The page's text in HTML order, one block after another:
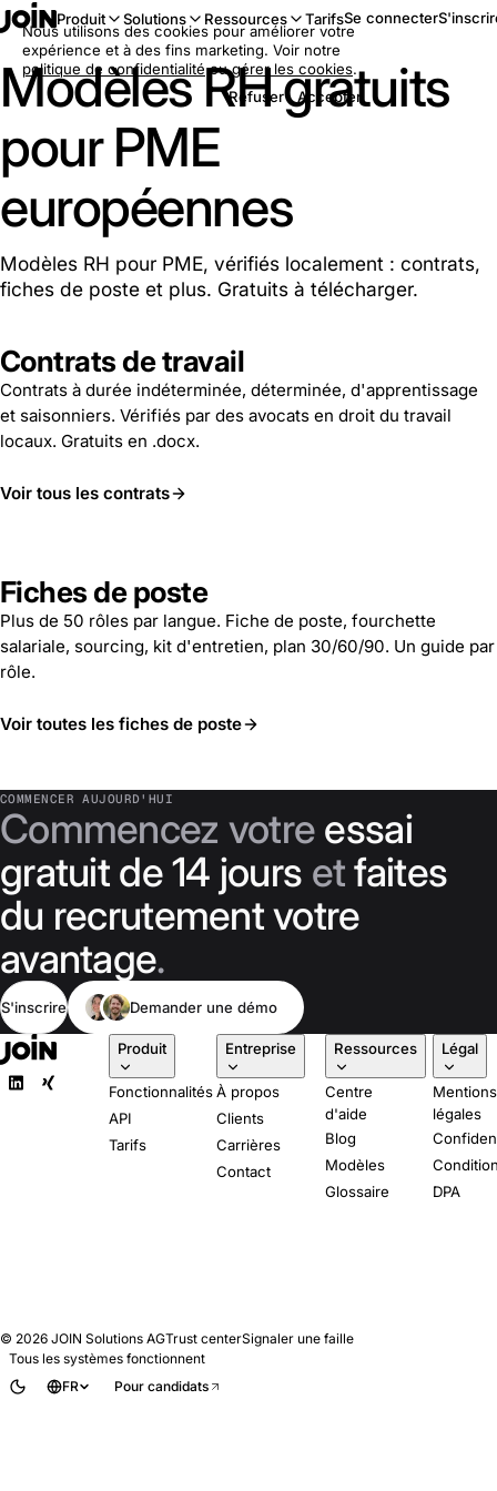
Produit Solutions Ressources TarifsSe connecter
Modèles RH gratuits
pour PME
européennes
Modèles RH pour PME, vérifiés localement : contrats,
fiches de poste et plus. Gratuits à télécharger.
Contrats de travail
Contrats à durée indéterminée, déterminée, d'apprentissage
et saisonniers. Vérifiés par des avocats en droit du travail
locaux. Gratuits en .docx.
Voir tous les contrats
Fiches de poste
Plus de 50 rôles par langue. Fiche de poste, fourchette
salariale, sourcing, kit d'entretien, plan 30/60/90. Un guide par
rôle.
Voir toutes les fiches de poste
COMMENCER AUJOURD'HUI
Commencez votre essai
gratuit de 14 jours etfaites
du recrutement votre
avantage.
S'inscrire Demander une démo
Produit
Fonctionnalités
API
Tarifs
Entreprise
À propos
Clients
Carrières
Contact
Ressources
Centre
d'aide
Blog
Modèles
Glossaire
Légal
Mentions
légales
DPA
© 2026 JOIN Solutions AGTrust centerSignaler une faille
Tous les systèmes fonctionnent
FR
Pour candidats
Nous utilisons des cookies pour améliorer votre
expérience et à des fins marketing. Voir notre
politique de confidentialitéougérer les cookies.
Refuser
Accepter